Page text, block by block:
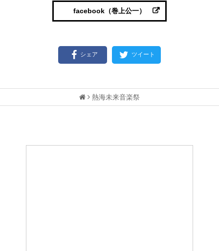
facebook（巻上公一）
シェア ツイート
熱海未来音楽祭